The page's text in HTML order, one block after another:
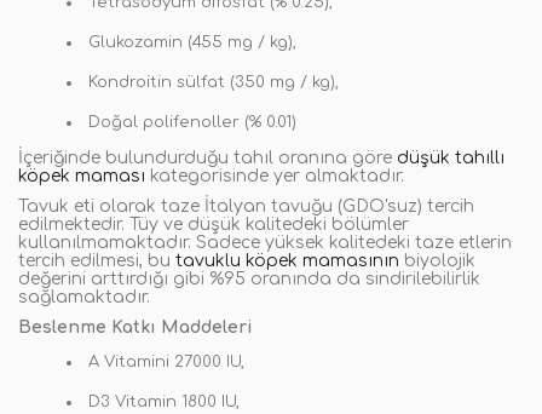
Glukozamin (455 mg / kg),
Kondroitin sülfat (350 mg / kg),
Doğal polifenoller (% 0.01)
İçeriğinde bulundurduğu tahıl oranına göre düşük tahıllı
köpek maması kategorisinde yer almaktadır.
Tavuk eti olarak taze İtalyan tavuğu (GDO'suz) tercih
edilmektedir. Tüy ve düşük kalitedeki bölümler
kullanılmamaktadır. Sadece yüksek kalitedeki taze etlerin
tercih edilmesi, bu tavuklu köpek mamasının biyolojik
değerini arttırdığı gibi %95 oranında da sindirilebilirlik
sağlamaktadır.
Beslenme Katkı Maddeleri
A Vitamini 27000 IU,
D3 Vitamin 1800 IU,